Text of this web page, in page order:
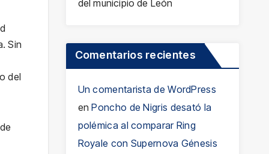
Sin
del
del municipio de León
Comentarios recientes
Un comentarista de WordPress
enPoncho de Nigris desató la
polémica al comparar Ring
Royale con Supernova Génesis